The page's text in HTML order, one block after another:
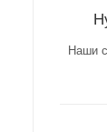
Наши